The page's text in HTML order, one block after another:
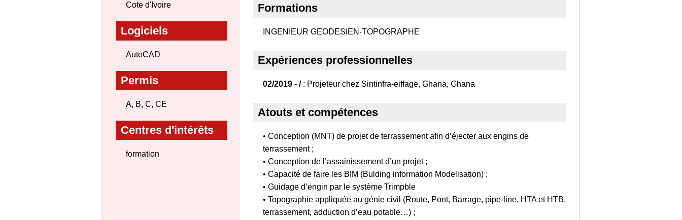
Cote d'Ivoire
Logiciels
AutoCAD
Permis
A, B, C, CE
Centres d'intérêts
formation
Formations
INGENIEUR GEODESIEN-TOPOGRAPHE
Expériences professionnelles
02/2019 - /: Projeteur chez Sintinfra-eiffage, Ghana, Ghana
Atouts et compétences
• Conception (MNT) de projet de terrassement afin d’éjecter aux engins de
terrassement ;
• Conception de l’assainissement d’un projet ;
• Capacité de faire les BIM (Bulding information Modelisation) ;
• Guidage d’engin par le système Trimpble
• Topographie appliquée au génie civil (Route, Pont, Barrage, pipe-line, HTA et HTB,
terrassement, adduction d’eau potable…) ;